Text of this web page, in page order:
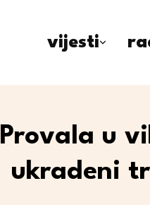
vijesti
Provala u
ukradeni